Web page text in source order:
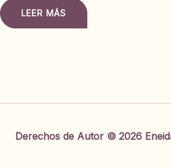
LEER MÁS
Derechos de Autor © 2026